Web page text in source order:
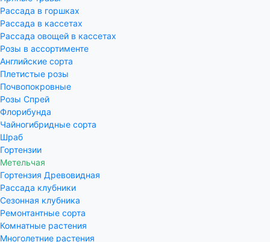
Рассада в горшках
Рассада в кассетах
Рассада овощей в кассетах
Розы в ассортименте
Английские сорта
Плетистые розы
Почвопокровные
Розы Спрей
Флорибунда
Чайногибридные сорта
Шраб
Гортензии
Метельчая
Гортензия Древовидная
Рассада клубники
Сезонная клубника
Ремонтантные сорта
Комнатные растения
Многолетние растения